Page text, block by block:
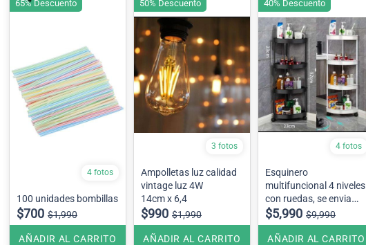
4 fotos
100 unidades bombillas
$700 $1,990
AÑADIR AL CARRITO
65% Descuento
3 fotos
Ampolletas luz calidad
vintage luz 4W
14cm x 6,4
$990 $1,990
AÑADIR AL CARRITO
50% Descuento
4 fotos
Esquinero
multifuncional 4 niveles
con ruedas, se envia
color de acuerdo a
stock en bodega
$5,990 $9,990
AÑADIR AL CARRITO
40% Descuento